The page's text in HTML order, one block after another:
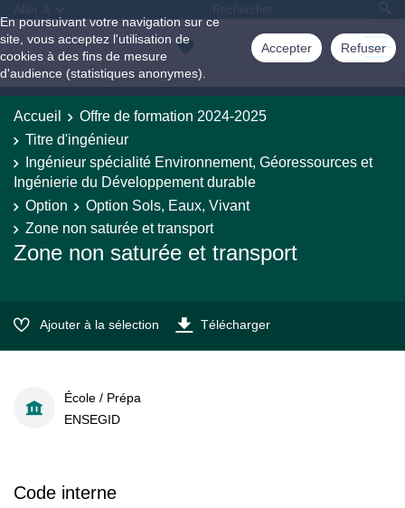
En poursuivant votre navigation sur ce
site, vous acceptez l'utilisation de
cookies à des fins de mesure
d'audience (statistiques anonymes).
Accepter Refuser
Aller à
Accueil
Offre de formation 2024-2025
Titre d'ingénieur
Ingénieur spécialité Environnement, Géoressources et
Ingénierie du Développement durable
Option
Option Sols, Eaux, Vivant
Zone non saturée et transport
Zone non saturée et transport
Ajouter à la sélection Télécharger
École / Prépa
ENSEGID
Code interne